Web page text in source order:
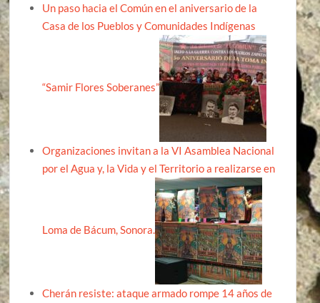
Un paso hacia el Común en el aniversario de la
Casa de los Pueblos y Comunidades Indígenas
“Samir Flores Soberanes”
Organizaciones invitan a la VI Asamblea Nacional
por el Agua y, la Vida y el Territorio a realizarse en
Loma de Bácum, Sonora.
Cherán resiste: ataque armado rompe 14 años de